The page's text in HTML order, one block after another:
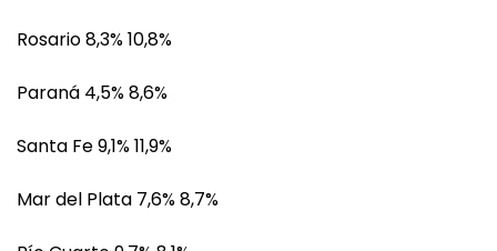
Rosario 8,3% 10,8%
Paraná 4,5% 8,6%
Santa Fe 9,1% 11,9%
Mar del Plata 7,6% 8,7%